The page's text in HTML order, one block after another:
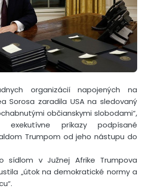
organizácií napojených na
Sorosa zaradila USA na sledovaný
občianskymi slobodami“,
exekutívne príkazy podpísané
Trumpom od jeho nástupu do
sídlom v Južnej Afrike Trumpova
„útok na demokratické normy a